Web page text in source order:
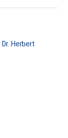
Herbert